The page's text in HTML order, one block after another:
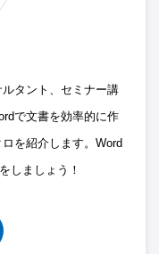
タント、セミナー講
で文書を効率的に作
を紹介します。Word
しましょう！